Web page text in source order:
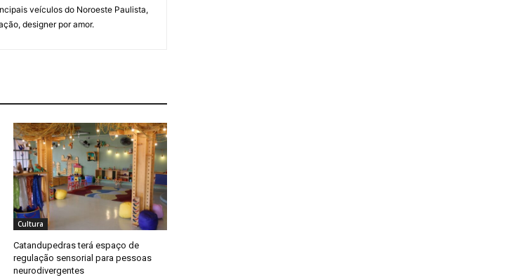
veículos do Noroeste Paulista,
designer por amor.
Cultura
Catandupedras terá espaço de
regulação sensorial para pessoas
neurodivergentes